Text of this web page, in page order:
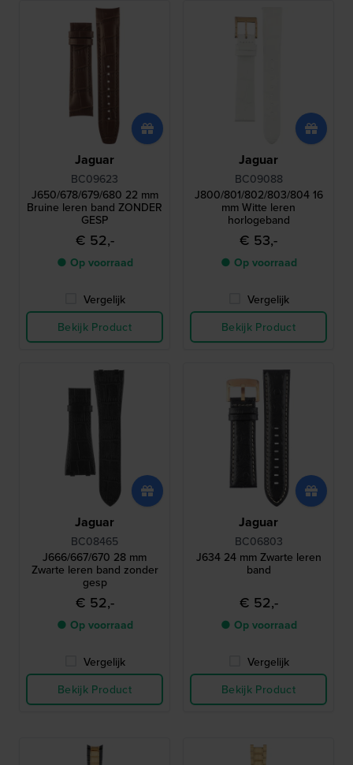
Jaguar
BC09623
J650/678/679/680 22 mm
Bruine leren band ZONDER
GESP
€ 52,-
● Op voorraad
Vergelijk
Bekijk Product
Jaguar
BC09088
J800/801/802/803/804 16
mm Witte leren
horlogeband
€ 53,-
● Op voorraad
Vergelijk
Bekijk Product
Jaguar
BC08465
J666/667/670 28 mm
Zwarte leren band zonder
gesp
€ 52,-
● Op voorraad
Vergelijk
Bekijk Product
Jaguar
BC06803
J634 24 mm Zwarte leren
band
€ 52,-
● Op voorraad
Vergelijk
Bekijk Product